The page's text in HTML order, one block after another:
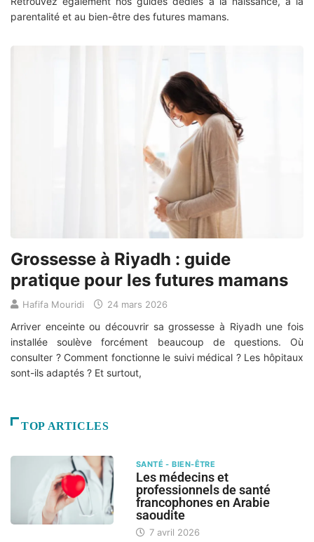
parentalité et au bien-être des futures mamans.
Grossesse à Riyadh : guide
pratique pour les futures mamans
Hafifa Mouridi 24 mars 2026
Arriver enceinte ou découvrir sa grossesse à Riyadh une fois
installée soulève forcément beaucoup de questions. Où
consulter ? Comment fonctionne le suivi médical ? Les hôpitaux
sont-ils adaptés ? Et surtout,
TOP ARTICLES
SANTÉ - BIEN-ÊTRE
Les médecins et
professionnels de santé
francophones en Arabie
saoudite
7 avril 2026